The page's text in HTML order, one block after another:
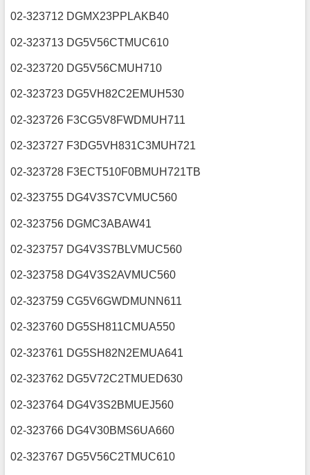
02-323712 DGMX23PPLAKB40
02-323713 DG5V56CTMUC610
02-323720 DG5V56CMUH710
02-323723 DG5VH82C2EMUH530
02-323726 F3CG5V8FWDMUH711
02-323727 F3DG5VH831C3MUH721
02-323728 F3ECT510F0BMUH721TB
02-323755 DG4V3S7CVMUC560
02-323756 DGMC3ABAW41
02-323757 DG4V3S7BLVMUC560
02-323758 DG4V3S2AVMUC560
02-323759 CG5V6GWDMUNN611
02-323760 DG5SH811CMUA550
02-323761 DG5SH82N2EMUA641
02-323762 DG5V72C2TMUED630
02-323764 DG4V3S2BMUEJ560
02-323766 DG4V30BMS6UA660
02-323767 DG5V56C2TMUC610